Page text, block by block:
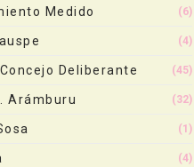
Medido (6)
(4)
Deliberante (45)
Arámburu (32)
(1)
(4)